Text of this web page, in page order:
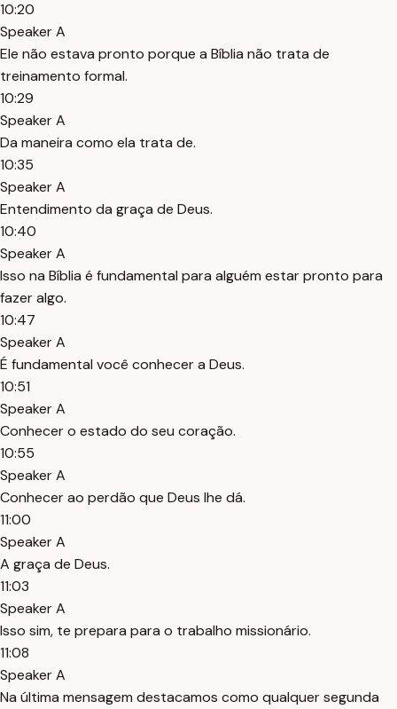
10:20
Speaker A
Ele não estava pronto porque a Bíblia não trata de
treinamento formal.
10:29
Speaker A
Da maneira como ela trata de.
10:35
Speaker A
Entendimento da graça de Deus.
10:40
Speaker A
Isso na Bíblia é fundamental para alguém estar pronto para
fazer algo.
10:47
Speaker A
É fundamental você conhecer a Deus.
10:51
Speaker A
Conhecer o estado do seu coração.
10:55
Speaker A
Conhecer ao perdão que Deus lhe dá.
11:00
Speaker A
A graça de Deus.
11:03
Speaker A
Isso sim, te prepara para o trabalho missionário.
11:08
Speaker A
Na última mensagem destacamos como qualquer segunda